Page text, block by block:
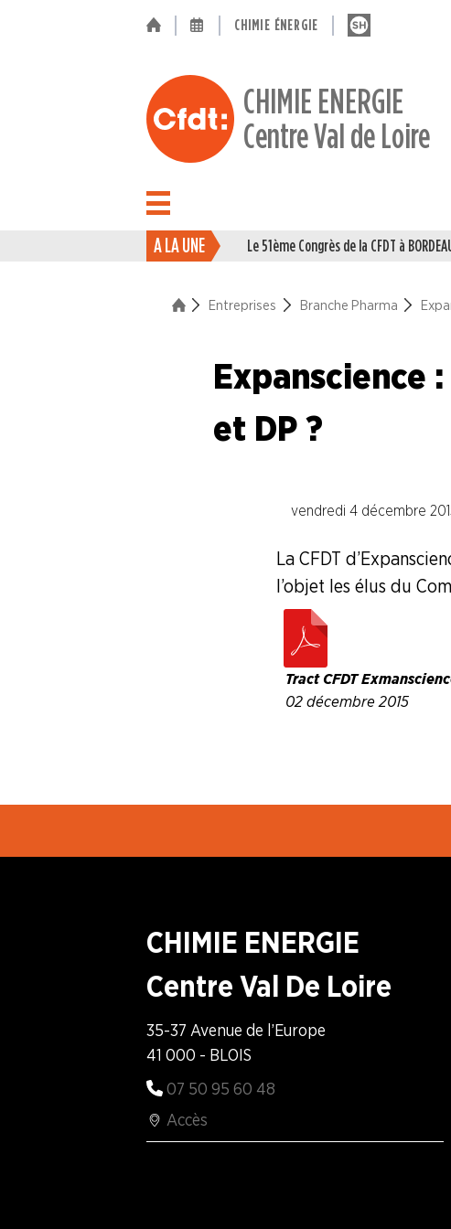
CHIMIE ÉNERGIE
CHIMIE ENERGIE
Centre Val de Loire
ACTUALITÉ
ENTREPRISES
Branche Chimie
Branche I.E.G.
Delpharm Orléans
Delpharm Saint-Rémy-sur-Avre
Norgine Pharma
OCP Répartition
A LA UNE Le 51ème Congrès de la CFDT à
Entreprises Branche Pharma
Expanscience
et DP ?
vendredi 4 décembre
La CFDT
l’objet les élus du
Tract CFDT
02 décembre 2015
CHIMIE ENERGIE
Centre Val De Loire
35-37 Avenue de l’Europe
41 000 - BLOIS
07 50 95 60 48
Accès